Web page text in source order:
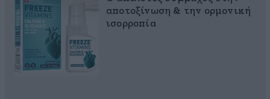
αποτοξίνωση & την ορμονική
ισορροπία